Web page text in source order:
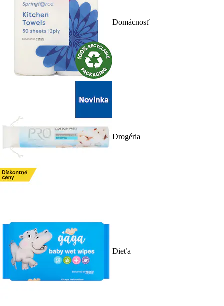
Domácnosť
Drogéria
Dieťa